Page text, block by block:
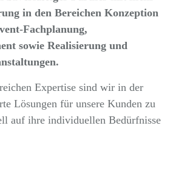
in den Bereichen Konzeption
Fachplanung,
sowie Realisierung und
Expertise sind wir in der
Lösungen für unsere Kunden zu
auf ihre individuellen Bedürfnisse